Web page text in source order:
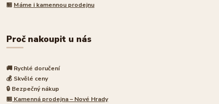
🏪 Máme i kamennou prodejnu
Proč nakoupit u nás
🚚 Rychlé doručení
💰 Skvělé ceny
🔒 Bezpečný nákup
🏪 Kamenná prodejna – Nové Hrady